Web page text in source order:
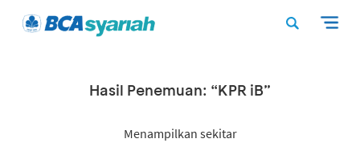
Hasil Penemuan: “KPR iB”
Menampilkan sekitar